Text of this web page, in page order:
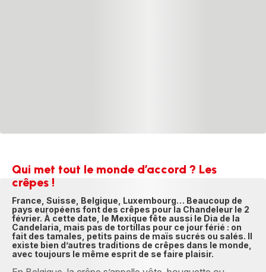
Qui met tout le monde d’accord ? Les
crêpes !
France, Suisse, Belgique, Luxembourg… Beaucoup de
pays européens font des crêpes pour la Chandeleur le 2
février. À cette date, le Mexique fête aussi le Dia de la
Candelaria, mais pas de tortillas pour ce jour férié : on
fait des tamales, petits pains de maïs sucrés ou salés. Il
existe bien d’autres traditions de crêpes dans le monde,
avec toujours le même esprit de se faire plaisir.